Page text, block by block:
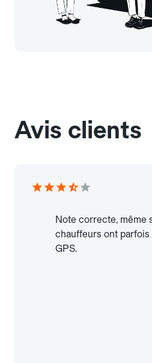
Avis clients
Note correcte, même
chauffeurs ont parfois
GPS.